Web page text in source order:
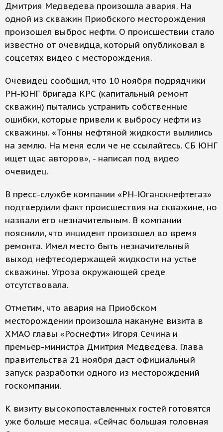
Дмитрия Медведева произошла авария. На
одной из скважин Приобского месторождения
произошел выброс нефти. О происшествии стало
известно от очевидца, который опубликовал в
соцсетях видео с месторождения.
Очевидец сообщил, что 10 ноября подрядчики
РН-ЮНГ бригада КРС (капитальный ремонт
скважин) пытались устранить собственные
ошибки, которые привели к выбросу нефти из
скважины. «Тонны нефтяной жидкости вылились
на землю. На меня если че не ссылайтесь. СБ ЮНГ
ищет щас авторов», - написал под видео
очевидец.
В пресс-службе компании «РН-Юганскнефтегаз»
подтвердили факт происшествия на скважине, но
назвали его незначительным. В компании
пояснили, что инцидент произошел во время
ремонта. Имел место быть незначительный
выход нефтесодержащей жидкости на устье
скважины. Угроза окружающей среде
отсутствовала.
Отметим, что авария на Приобском
месторождении произошла накануне визита в
ХМАО главы «Роснефти» Игоря Сечина и
премьер-министра Дмитрия Медведева. Глава
правительства 21 ноября даст официальный
запуск разработки одного из месторождений
госкомпании.
К визиту высокопоставленных гостей готовятся
уже больше месяца. «Сейчас большая головная